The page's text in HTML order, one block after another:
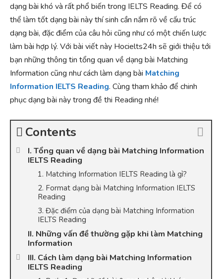
dạng bài khó và rất phổ biến trong IELTS Reading. Để có
thể làm tốt dạng bài này thí sinh cần nắm rõ về cấu trúc
dạng bài, đặc điểm của câu hỏi cũng như có một chiến lược
làm bài hợp lý. Với bài viết này Hocielts24h sẽ giới thiệu tới
bạn những thông tin tổng quan về dạng bài Matching
Information cũng như cách làm dạng bài Matching
Information IELTS Reading. Cùng tham khảo để chinh
phục dạng bài này trong đề thi Reading nhé!
Contents
I. Tổng quan về dạng bài Matching Information
IELTS Reading
1. Matching Information IELTS Reading là gì?
2. Format dạng bài Matching Information IELTS
Reading
3. Đặc điểm của dạng bài Matching Information
IELTS Reading
II. Những vấn đề thường gặp khi làm Matching
Information
III. Cách làm dạng bài Matching Information
IELTS Reading